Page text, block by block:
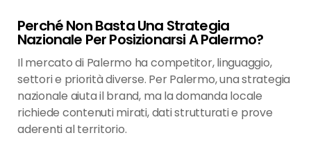
Perché Non Basta Una Strategia
Nazionale Per Posizionarsi A Palermo?
Il mercato di Palermo ha competitor, linguaggio,
settori e priorità diverse. Per Palermo, una strategia
nazionale aiuta il brand, ma la domanda locale
richiede contenuti mirati, dati strutturati e prove
aderenti al territorio.